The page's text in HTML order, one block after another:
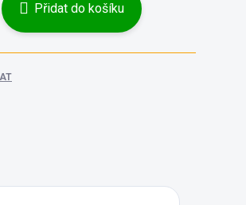
Přidat do košíku